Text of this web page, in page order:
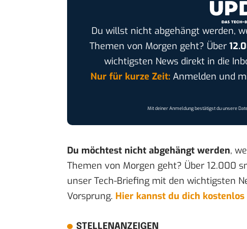
Du willst nicht abgehängt werden,
Themen von Morgen geht? Über
wichtigsten News direkt in die
Nur für kurze Zeit:Anmelden und
Mit deiner Anmeldung bestätigst du unsere
Du möchtest nicht abgehängt werden,
Themen von Morgen geht? Über 12.000
unser Tech-Briefing mit den wichtigsten
Vorsprung. Hier kannst du dich
STELLENANZEIGEN